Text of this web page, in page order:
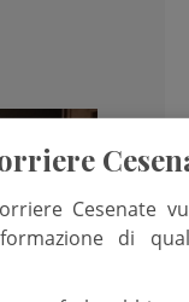
Cesenate
di